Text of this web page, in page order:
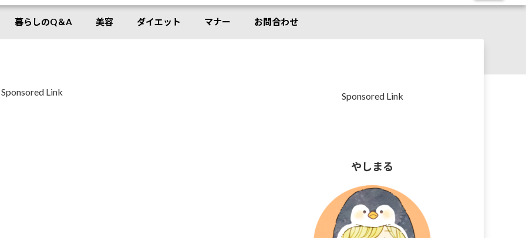
暮らしのQ＆A 美容 ダイエット マナー お問合わせ
Sponsored Link Sponsored Link
やしまる